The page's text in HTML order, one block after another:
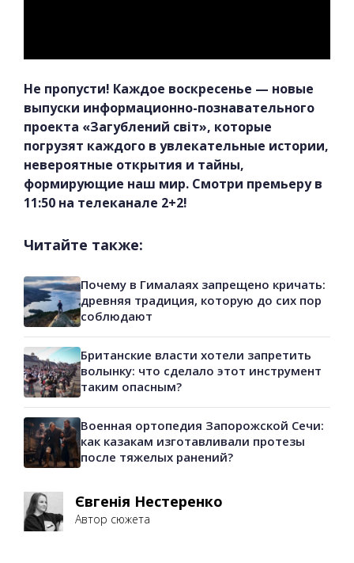
Не пропусти! Каждое воскресенье — новые
выпуски информационно-познавательного
проекта «Загублений світ», которые
погрузят каждого в увлекательные истории,
невероятные открытия и тайны,
формирующие наш мир. Смотри премьеру в
11:50 на телеканале 2+2!
Читайте также:
Почему в Гималаях запрещено кричать:
древняя традиция, которую до сих пор
соблюдают
Британские власти хотели запретить
волынку: что сделало этот инструмент
таким опасным?
Военная ортопедия Запорожской Сечи:
как казакам изготавливали протезы
после тяжелых ранений?
Євгенія Нестеренко
Автор сюжета